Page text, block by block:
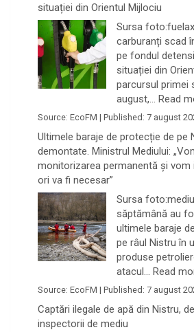
situației din Orientul Mijlociu
Sursa
carburanți scad
pe fondul
situației din
parcursul primei
august,… Read
Source: EcoFM | Published: 7 august
Ultimele baraje de protecție de pe
demontate. Ministrul Mediului:
monitorizarea permanentă și vom
ori va fi necesar”
Sursa
săptămână au
ultimele baraje
pe râul Nistru în
produse
atacul… Read
Source: EcoFM | Published: 7 august
Captări ilegale de apă din Nistru,
inspectorii de mediu